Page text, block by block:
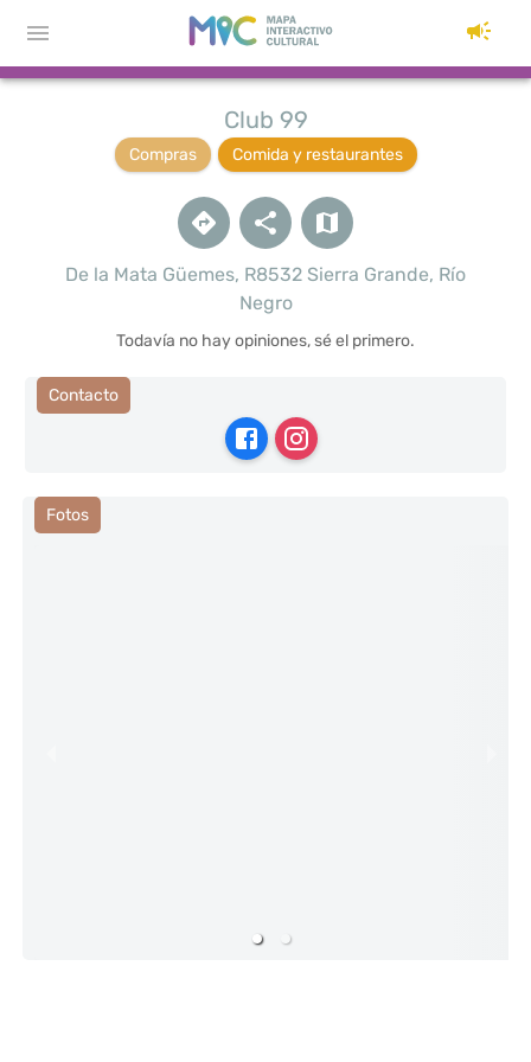
Club 99
Compras Comida y restaurantes
De la Mata Güemes, R8532 Sierra Grande, Río
Negro
Todavía no hay opiniones, sé el primero.
Contacto
Fotos